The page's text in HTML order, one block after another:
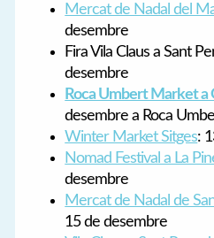
Mercat de Nadal del
desembre
Fira Vila Claus a Sant
desembre
Roca Umbert Market a
desembre a Roca
Winter Market Sitges:
Nomad Festival a La
desembre
Mercat de Nadal de
15 de desembre